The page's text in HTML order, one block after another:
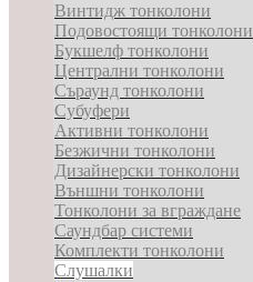
Винтидж тонколони
Подовостоящи тонколони
Букшелф тонколони
Централни тонколони
Съраунд тонколони
Субуфери
Активни тонколони
Безжични тонколони
Дизайнерски тонколони
Външни тонколони
Тонколони за вграждане
Саундбар системи
Комплекти тонколони
Слушалки